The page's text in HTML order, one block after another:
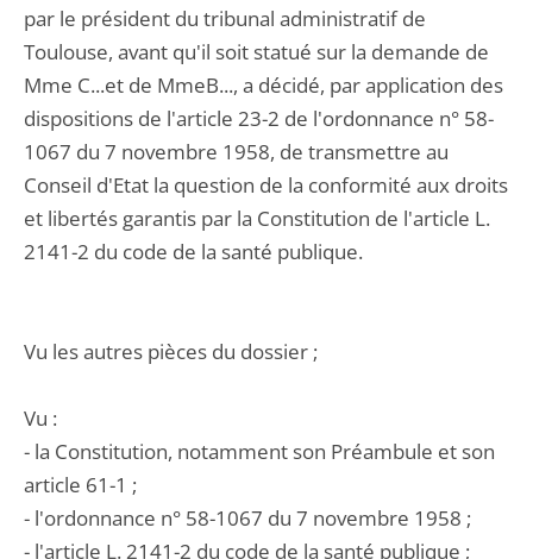
par le président du tribunal administratif de
Toulouse, avant qu'il soit statué sur la demande de
Mme C...et de MmeB..., a décidé, par application des
dispositions de l'article 23-2 de l'ordonnance n° 58-
1067 du 7 novembre 1958, de transmettre au
Conseil d'Etat la question de la conformité aux droits
et libertés garantis par la Constitution de l'article L.
2141-2 du code de la santé publique.
Vu les autres pièces du dossier ;
Vu :
- la Constitution, notamment son Préambule et son
article 61-1 ;
- l'ordonnance n° 58-1067 du 7 novembre 1958 ;
- l'article L. 2141-2 du code de la santé publique ;